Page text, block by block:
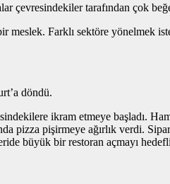
çevresindekiler tarafından çok
meslek. Farklı sektöre yönelmek
döndü.
ikram etmeye başladı.
pizza pişirmeye ağırlık verdi.
büyük bir restoran açmayı